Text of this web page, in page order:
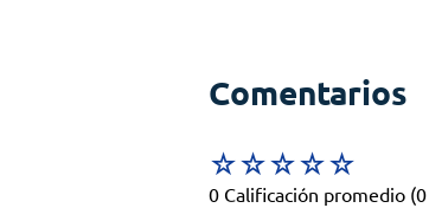
Comentarios
☆☆☆☆☆
0 Calificación promedio